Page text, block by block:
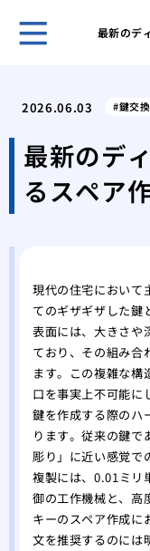
最新のデ
2026.06.03 鍵交換
最新のデ
るスペア
現代の住宅において
てのギザギザした鍵
表面には、大きさや
ており、その組み合
ます。この複雑な構
口を事実上不可能に
鍵を作成する際のハ
ります。従来の鍵で
彫り」に近い感覚で
複製には、0.01ミリ
御の工作機械と、高
キーのスペア作成に
文を推奨するのには